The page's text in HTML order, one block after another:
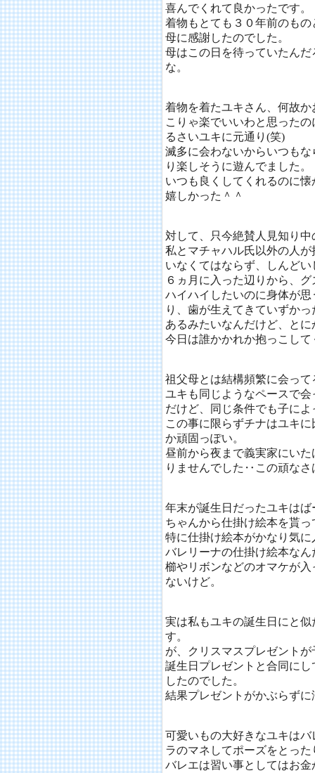
喜んでくれて良かったです。
着物もとても３０年前のも
母に感謝したのでした。
母はこの日を待っていたん
な。
着物を着たユキさん、何故
こりゃ楽でいいわと思った
るさいユキに元通り(笑)
滅多に会わないからいつも
り楽しそうに遊んでました。
いつも良くしてくれるのに
嬉しかった＾＾
対して、只今絶賛人見知り中
私とマチャハル氏以外の人
いなくてはならず、しんどい
６ヵ月に入った辺りから、
ハイハイしたいのに身体が
り、歯が生えてきていずか
あるみたいなんだけど、と
今日は誰かかれか抱っこし
祖父母とは結構頻繁に会っ
ユキも同じようなペースで
だけど、同じ条件でも子に
この事に限らずチナはユキ
か頑固っぽい。
昼前から夜まで義実家にい
りませんでした‥この頑なさ
年末が誕生日だったユキは
ちゃんから仕掛け絵本を貰っ
特に仕掛け絵本がかなり気
バレリーナの仕掛け絵本な
櫛やリボンなどのオマケが
ないけど。
実は私もユキの誕生日にと
す。
が、クリスマスプレゼント
誕生日プレゼントと合同に
したのでした。
結果プレゼントがかぶらず
可愛いもの大好きなユキは
ラのマネしてポーズをとっ
バレエは習い事としてはお